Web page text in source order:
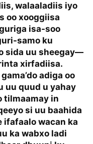
walaaladiis iyo
oo xooggiisa
isa-soo
samo ku
sida uu sheegay—
xirfadiisa.
adiga oo
uu quud u yahay
tilmaamay in
si uu baahida
ifafaalo wacan ka
ka wabxo ladi